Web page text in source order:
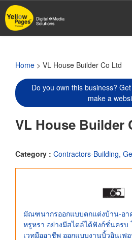
Skip
to
main
Home > VL House Builder Co Ltd
Do you own this business?
make a
VL House Builder
Category : Contractors-Building,
มัณฑนากรออกแบบตกแต่งบ้าน-อา
หรูหรา อย่างมีสไตล์ได้ฟังก์ชั่นครบ
เวทมืออาชีพ ออกแบบงานบิ้วอินเฟ